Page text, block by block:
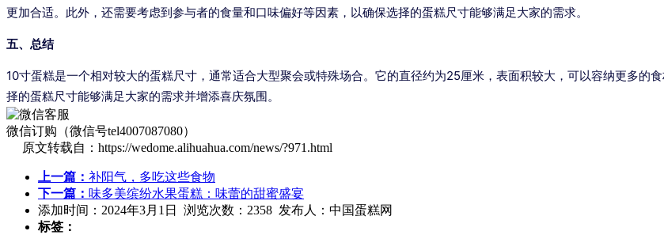
更加合适。此外，还需要考虑到参与者的食量和口味偏好等因素，以确保选择的蛋糕尺寸能够满足大家的需求。
五、总结
10寸蛋糕是一个相对较大的蛋糕尺寸，通常适合大型聚会或特殊场合。它的直径约为25厘米，表面积较大，可以容纳更多的
择的蛋糕尺寸能够满足大家的需求并增添喜庆氛围。
微信订购（微信号tel4007087080）
原文转载自：https://wedome.alihuahua.com/news/?971.html
上一篇： 补阳气，多吃这些食物
下一篇： 味多美缤纷水果蛋糕：味蕾的甜蜜盛宴
添加时间：2024年3月1日 浏览次数：2358 发布人：中国蛋糕网
标签：